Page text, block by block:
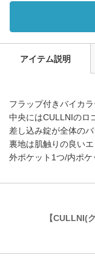
アイテム説明
フラップ付きバイカ
中央にはCULLNIのロ
差し込み錠が全体の
裏地は肌触りの良いエ
外ポケット1つ/内ポ
【CULLNI(